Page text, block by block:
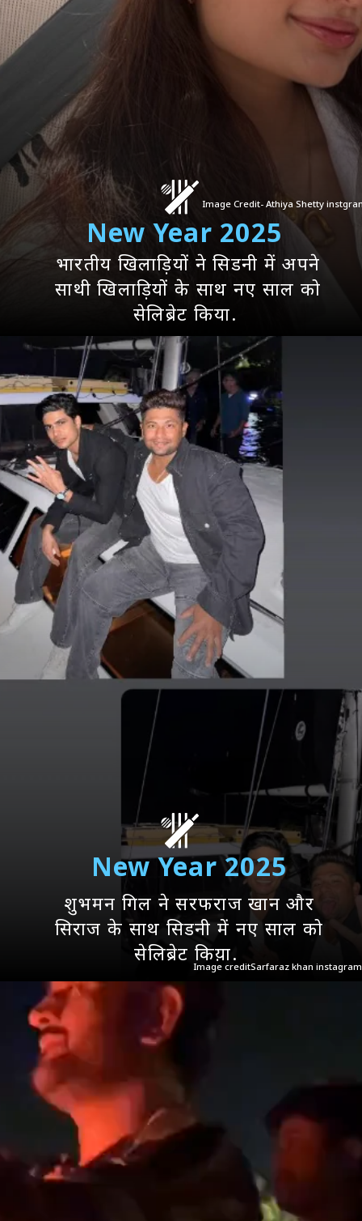
Image Credit- Athiya Shetty
New Year 2025
भारतीय खिलाड़ियों ने सिडनी में अपने
साथी खिलाड़ियों के साथ नए साल को
सेलिब्रेट किया.
Image creditSarfaraz khan instagram
New Year 2025
शुभमन गिल ने सरफराज खान और
सिराज के साथ सिडनी में नए साल को
सेलिब्रेट किय़ा.